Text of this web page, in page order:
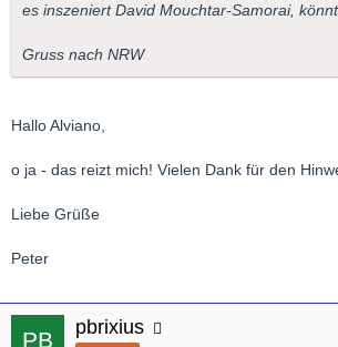
es inszeniert David Mouchtar-Samorai,
Gruss nach NRW
Hallo Alviano,
o ja - das reizt mich! Vielen Dank für den
Liebe Grüße
Peter
pbrixius